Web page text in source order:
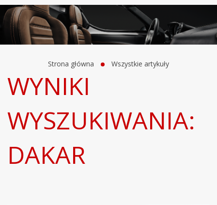
Strona główna Wszystkie artykuły
WYNIKI
WYSZUKIWANIA:
DAKAR